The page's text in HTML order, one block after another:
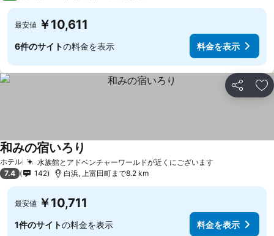
最安値 ￥10,611
6件のサイトの料金を表示 料金を表示
シェア お
ホテル 水族館とアドベンチャーワールドが近くにございます
和みの宿いろり
7.4 142 白浜, 上富田町まで8.2 km
最安値 ￥10,711
1件のサイトの料金を表示 料金を表示